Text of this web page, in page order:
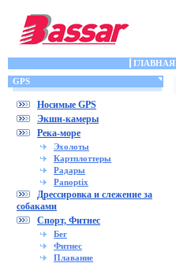
ГЛАВНАЯ
GPS
Носимые GPS
Экшн-камеры
Река-море
Эхолоты
Картплоттеры
Радары
Panoptix
Дрессировка и слежение за
собаками
Спорт, Фитнес
Бег
Фитнес
Плавание